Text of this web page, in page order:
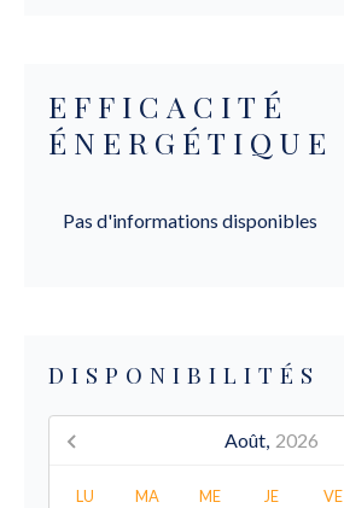
EFFICACITÉ
ÉNERGÉTIQUE
Pas d'informations disponibles
DISPONIBILITÉS
Août, 2026
LU MA ME JE VE